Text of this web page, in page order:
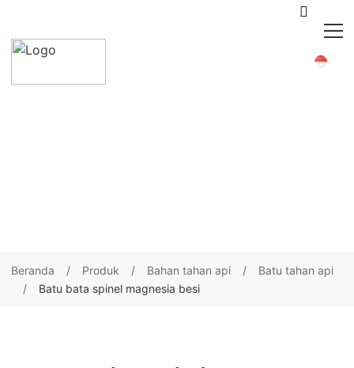
Beranda Produk Bahan tahan api
Batu tahan api
Batu bata spinel magnesia besi